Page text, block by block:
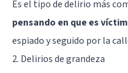
Es el tipo de delirio más
pensando en que es
espiado y seguido por la
2. Delirios de grandeza